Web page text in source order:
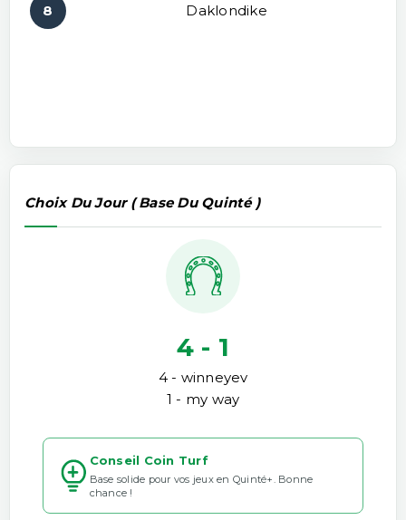
8 Daklondike
Choix Du Jour ( Base Du Quinté )
4 - 1
4 - winneyev
1 - my way
Conseil Coin Turf
Base solide pour vos jeux en Quinté+. Bonne
chance !